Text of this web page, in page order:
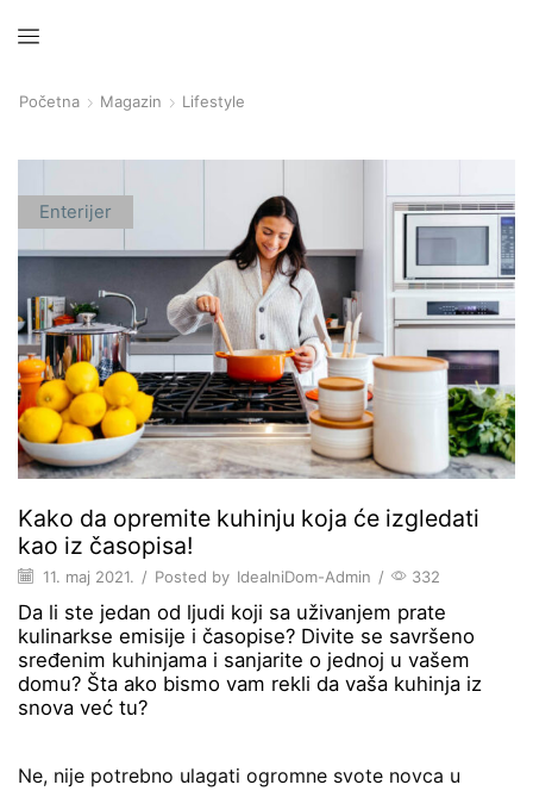
Početna Magazin Lifestyle
Enterijer
Kako da opremite kuhinju koja će izgledati
kao iz časopisa!
11. maj 2021. / Posted by IdealniDom-Admin / 332
Da li ste jedan od ljudi koji sa uživanjem prate
kulinarkse emisije i časopise? Divite se savršeno
sređenim kuhinjama i sanjarite o jednoj u vašem
domu? Šta ako bismo vam rekli da vaša kuhinja iz
snova već tu?
Ne, nije potrebno ulagati ogromne svote novca u